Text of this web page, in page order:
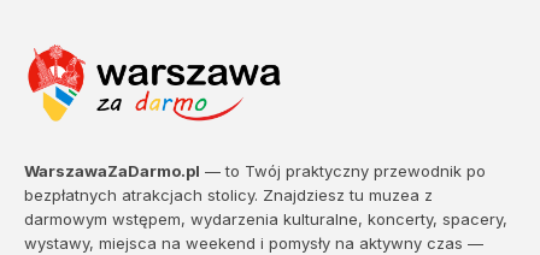
WarszawaZaDarmo.pl — to Twój praktyczny przewodnik po
bezpłatnych atrakcjach stolicy. Znajdziesz tu muzea z
darmowym wstępem, wydarzenia kulturalne, koncerty, spacery,
wystawy, miejsca na weekend i pomysły na aktywny czas —